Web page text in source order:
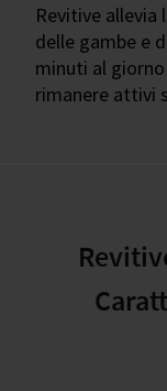
Revitive allevia
delle gambe e
minuti al
rimanere attivi